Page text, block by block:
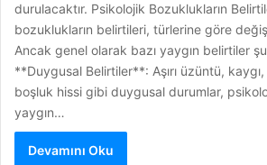
durulacaktır. Psikolojik Bozuklukların
bozuklukların belirtileri, türlerine göre
Ancak genel olarak bazı yaygın belirtiler
**Duygusal Belirtiler**: Aşırı üzüntü,
boşluk hissi gibi duygusal durumlar,
yaygın…
Devamını Oku